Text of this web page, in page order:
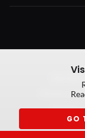
Privacy
GO